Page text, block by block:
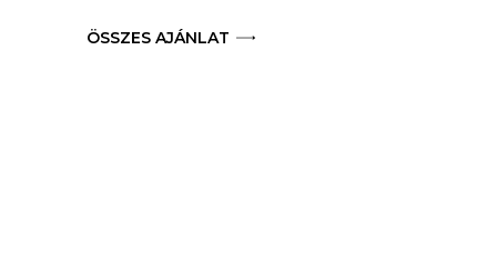
ÖSSZES AJÁNLAT